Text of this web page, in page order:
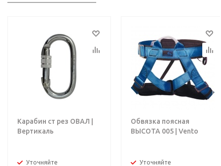
Карабин ст рез ОВАЛ |
Вертикаль
Уточняйте
Обвязка поясная
ВЫСОТА 005 | Vento
Уточняйте